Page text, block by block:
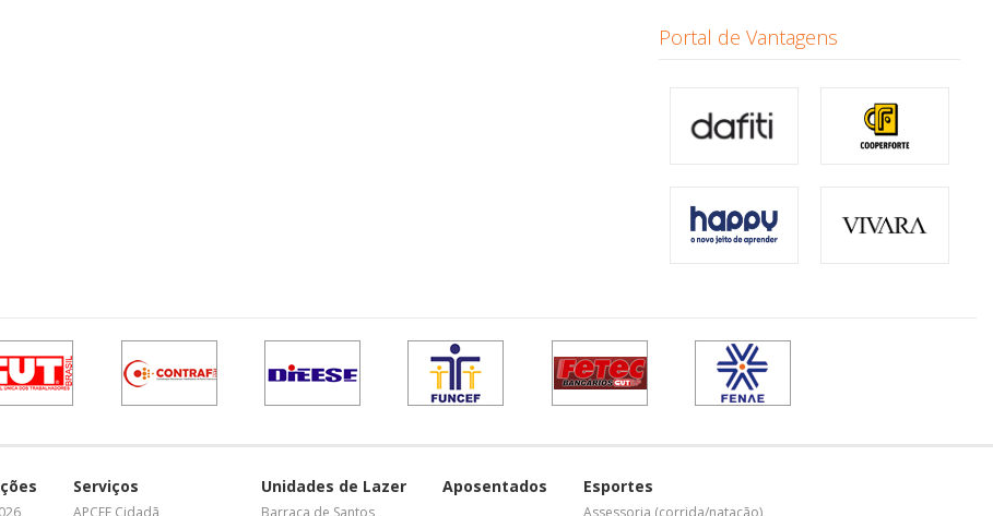
Portal de Vantagens
Serviços
APCEF Cidadã
Unidades de Lazer
Barraca de Santos
Aposentados Esportes
Assessoria (corrida/natação)